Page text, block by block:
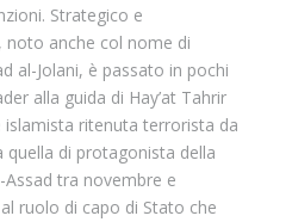
Strategico e
noto anche col nome di
al-Jolani, è passato in pochi
alla guida di Hay’at Tahrir
islamista ritenuta terrorista da
quella di protagonista della
tra novembre e
ruolo di capo di Stato che